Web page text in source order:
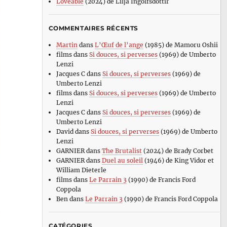
COMMENTAIRES RÉCENTS
Martin dans L’Œuf de l’ange (1985) de Mamoru Oshii
filmsdans Si douces, si perverses(1969) de Umberto
Lenzi
Jacques Cdans Si douces, si perverses(1969) de
Umberto Lenzi
filmsdans Si douces, si perverses(1969) de Umberto
Lenzi
Jacques Cdans Si douces, si perverses(1969) de
Umberto Lenzi
David dans Si douces, si perverses(1969) de Umberto
Lenzi
GARNIERdans The Brutalist(2024) de Brady Corbet
GARNIERdans Duel au soleil (1946) de King Vidor et
William Dieterle
filmsdans Le Parrain 3 (1990) de Francis Ford
Coppola
Ben dans Le Parrain 3 (1990) de Francis Ford Coppola